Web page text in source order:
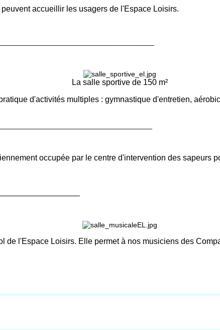
accueillir les usagers de l'Espace Loisirs.
La salle sportive de 150 m²
d'activités multiples : gymnastique d'entretien,
occupée par le centre d'intervention des sapeurs
de l'Espace Loisirs. Elle permet à nos musiciens des